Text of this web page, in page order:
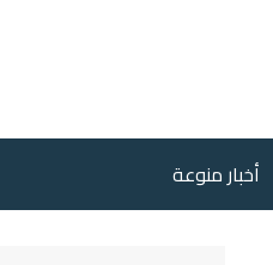
أخبار منوعة